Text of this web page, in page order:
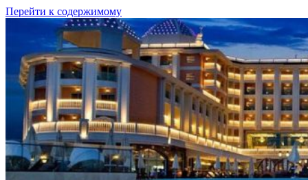
Перейти к содержимому